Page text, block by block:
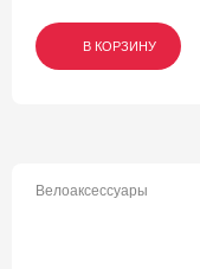
В КОРЗИНУ
В КОРЗИНУ
В КОРЗИНУ
Велоаксессуары